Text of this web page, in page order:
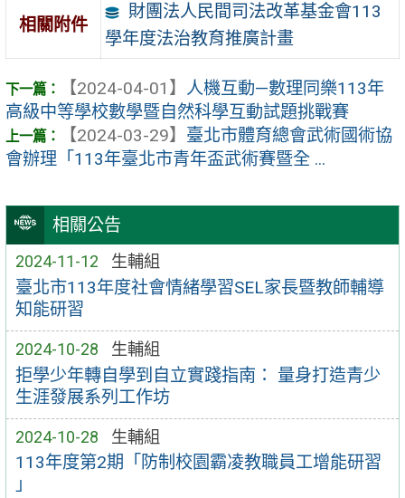
相關公告
2024-11-12 生輔組
臺北市113年度社會情緒學習SEL家長暨教師輔導
知能研習
2024-10-28 生輔組
拒學少年轉自學到自立實踐指南： 量身打造青少
生涯發展系列工作坊
2024-10-28 生輔組
113年度第2期「防制校園霸凌教職員工增能研習
」
相關附件
財團法人民間司法改革基金會113
學年度法治教育推廣計畫
【2024-04-01】 人機互動—數理同樂113年
高級中等學校數學暨自然科學互動試題挑戰賽
【2024-03-29】 臺北市體育總會武術國術協
會辦理「113年臺北市青年盃武術賽暨全 ...